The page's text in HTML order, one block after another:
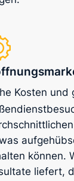
Kosten
können.
liefert,